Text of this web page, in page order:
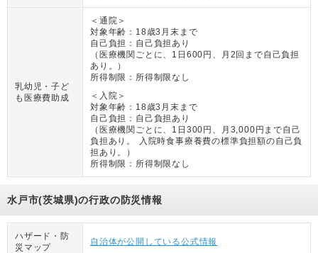
乳幼児・子ど
も医療費助成
＜通院＞
対象年齢： 18歳3月末まで
自己負担： 自己負担あり
（ 医療機関ごとに、1日600円、月2回まで自己負担
あり。
）
所得制限： 所得制限なし
＜入院＞
対象年齢： 18歳3月末まで
自己負担： 自己負担あり
（ 医療機関ごとに、1日300円、月3,000円まで自己
負担あり。 入院時食事療養費の標準負担額の自己負
担あり。
）
所得制限： 所得制限なし
水戸市(茨城県)の行政の防災情報
ハザード・防
災マップ
自治体が公開している公式情報